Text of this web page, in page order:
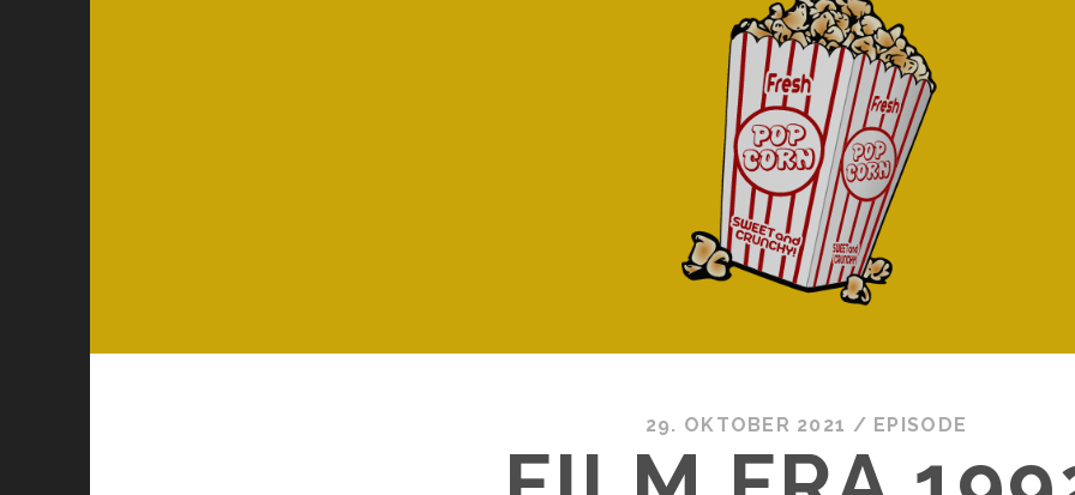
29. OKTOBER 2021 / EPISODE